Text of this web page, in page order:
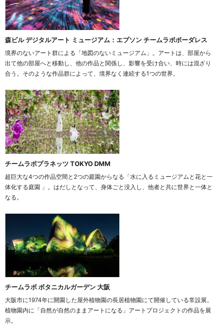
森ビル デジタルアート ミュージアム：エプソン チームラボボーダレス
境界のないアート群による「地図のないミュージアム」。アートは、部屋から
出て他の部屋へと移動し、他の作品と関係し、影響を受け合い、時には混ざり
合う。そのような作品群によって、境界なく連続する1つの世界。
チームラボプラネッツ TOKYO DMM
超巨大な4つの作品空間と2つの庭園からなる「水に入るミュージアムと花と一
体化する庭園 」。はだしとなって、身体ごと没入し、他者と共に世界と一体と
なる。
チームラボ ボタニカルガーデン 大阪
大阪市に1974年に開園した屋外植物園の長居植物園にて開催している常設展。
植物園内に「自然が自然のままアートになる」アートプロジェクトの作品を展
示。